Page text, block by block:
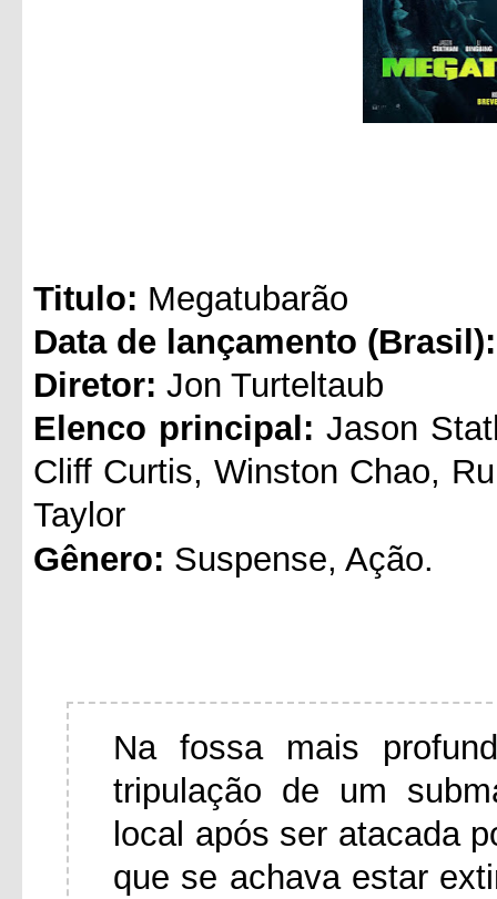
Titulo: Megatubarão
Data de lançamento (Brasil):
Diretor: Jon Turteltaub
Elenco principal: Jason
Cliff Curtis, Winston Chao,
Taylor
Gênero: Suspense, Ação.
Na fossa mais
tripulação de um
local após ser atacada
que se achava estar